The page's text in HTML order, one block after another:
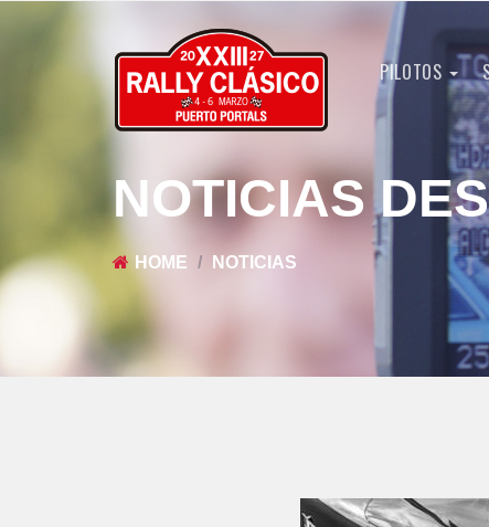
PILOTOS
NOTICIAS
HOME NOTICIAS